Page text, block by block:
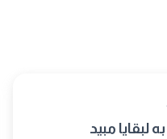
لبقايا مبيد